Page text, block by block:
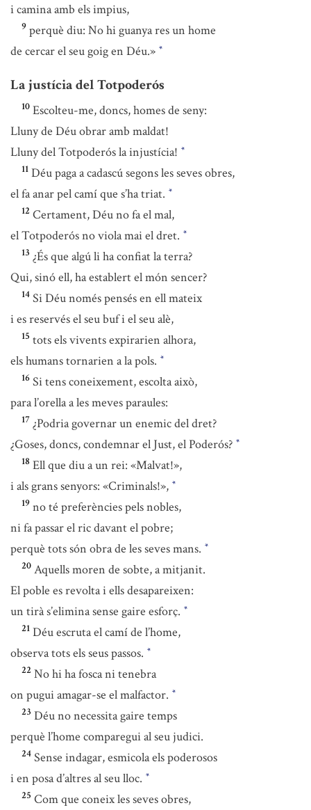
i camina amb els impius,
9 perquè diu: No hi guanya res un home
de cercar el seu goig en Déu.» *
La justícia del Totpoderós
10 Escolteu-me, doncs, homes de seny:
Lluny de Déu obrar amb maldat!
Lluny del Totpoderós la injustícia! *
11 Déu paga a cadascú segons les seves obres,
el fa anar pel camí que s’ha triat. *
12 Certament, Déu no fa el mal,
el Totpoderós no viola mai el dret. *
13 ¿És que algú li ha confiat la terra?
Qui, sinó ell, ha establert el món sencer?
14 Si Déu només pensés en ell mateix
i es reservés el seu buf i el seu alè,
15 tots els vivents expirarien alhora,
els humans tornarien a la pols. *
16 Si tens coneixement, escolta això,
para l’orella a les meves paraules:
17 ¿Podria governar un enemic del dret?
¿Goses, doncs, condemnar el Just, el Poderós? *
18 Ell que diu a un rei: «Malvat!»,
i als grans senyors: «Criminals!», *
19 no té preferències pels nobles,
ni fa passar el ric davant el pobre;
perquè tots són obra de les seves mans. *
20 Aquells moren de sobte, a mitjanit.
El poble es revolta i ells desapareixen:
un tirà s’elimina sense gaire esforç. *
21 Déu escruta el camí de l’home,
observa tots els seus passos. *
22 No hi ha fosca ni tenebra
on pugui amagar-se el malfactor. *
23 Déu no necessita gaire temps
perquè l’home comparegui al seu judici.
24 Sense indagar, esmicola els poderosos
i en posa d’altres al seu lloc. *
25 Com que coneix les seves obres,